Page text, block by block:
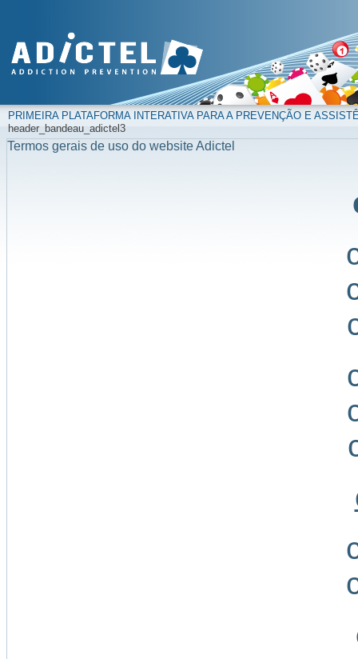
PRIMEIRA PLATAFORMA INTERATIVA PARA A PREVENÇÃO E
header_bandeau_adictel3
Termos gerais de uso do website Adictel